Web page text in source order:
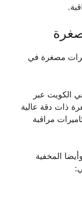
مصغرة في
الكويت عبر
ذات دقة عالية
مراقبة
المخفية